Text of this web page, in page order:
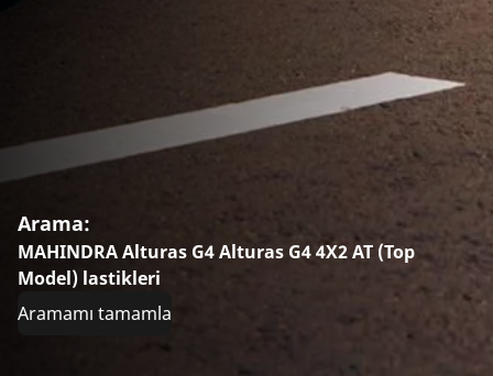
Arama:
MAHINDRA Alturas G4 Alturas G4 4X2 AT (Top
Model) lastikleri
Aramamı tamamla